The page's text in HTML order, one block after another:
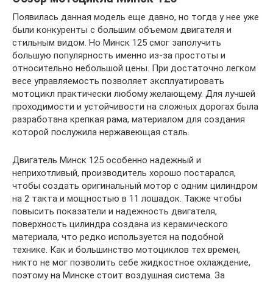
Появилась данная модель еще давно, но тогда у нее уже
были конкуренты с большим объемом двигателя и
стильным видом. Но Минск 125 смог заполучить
большую популярность именно из-за простоты и
относительно небольшой цены. При достаточно легком
весе управляемость позволяет эксплуатировать
мотоцикл практически любому желающему. Для лучшей
проходимости и устойчивости на сложных дорогах была
разработана крепкая рама, материалом для создания
которой послужила нержавеющая сталь.
Двигатель Минск 125 особенно надежный и
неприхотливый, производитель хорошо постарался,
чтобы создать оригинальный мотор с одним цилиндром
на 2 такта и мощностью в 11 лошадок. Также чтобы
повысить показатели и надежность двигателя,
поверхность цилиндра создана из керамического
материала, что редко используется на подобной
технике. Как и большинство мотоциклов тех времен,
никто не мог позволить себе жидкостное охлаждение,
поэтому на Минске стоит воздушная система. За